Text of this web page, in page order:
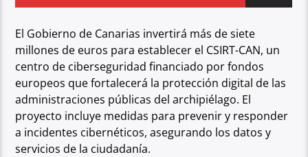
El Gobierno de Canarias invertirá más de siete
millones de euros para establecer el CSIRT-CAN, un
centro de ciberseguridad financiado por fondos
europeos que fortalecerá la protección digital de las
administraciones públicas del archipiélago. El
proyecto incluye medidas para prevenir y responder
a incidentes cibernéticos, asegurando los datos y
servicios de la ciudadanía.